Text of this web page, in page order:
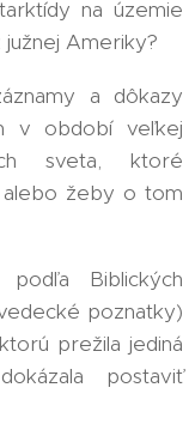
na územie
Ameriky?
a dôkazy
v období veľkej
sveta, ktoré
alebo žeby o tom
Biblických
poznatky)
prežila jediná
postaviť